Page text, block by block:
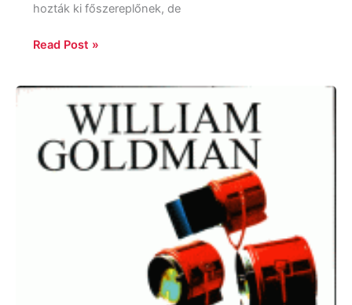
hozták ki főszereplőnek, de
Read Post »
Goldman:
is
hazudtam?